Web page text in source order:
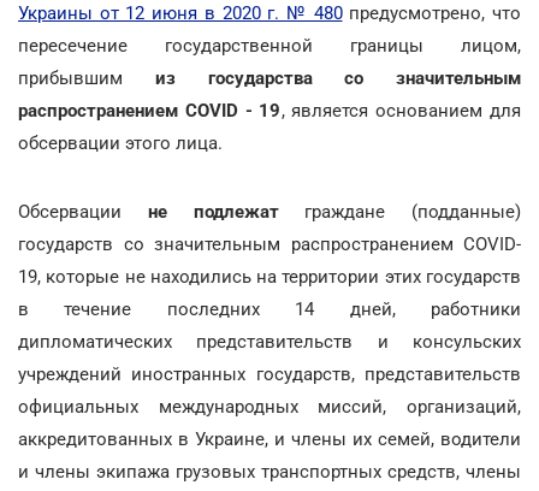
Украины от 12 июня в 2020 г. № 480предусмотрено, что
пересечение государственной границы лицом,
прибывшим из государства со значительным
распространением COVID - 19, является основанием для
обсервации этого лица.
Обсервации не подлежатграждане (подданные)
государств со значительным распространением COVID-
19, которые не находились на территории этих государств
в течение последних 14 дней, работники
дипломатических представительств и консульских
учреждений иностранных государств, представительств
официальных международных миссий, организаций,
аккредитованных в Украине, и члены их семей, водители
и члены экипажа грузовых транспортных средств, члены